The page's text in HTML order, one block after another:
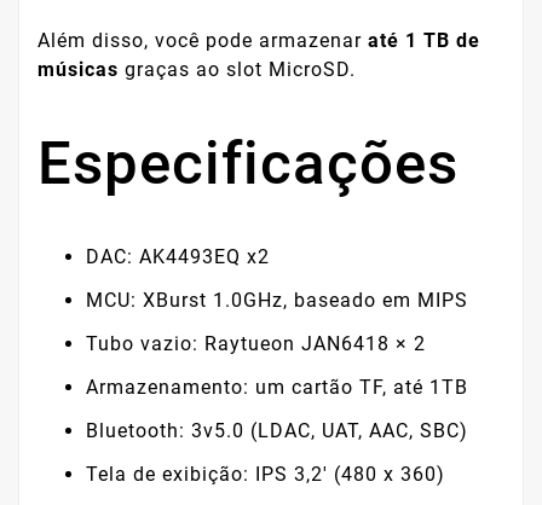
Além disso, você pode armazenar até 1 TB de
músicas graças ao slot MicroSD.
Especificações
DAC: AK4493EQ x2
MCU: XBurst 1.0GHz, baseado em MIPS
Tubo vazio: Raytueon JAN6418 × 2
Armazenamento: um cartão TF, até 1TB
Bluetooth: 3v5.0 (LDAC, UAT, AAC, SBC)
Tela de exibição: IPS 3,2' (480 x 360)